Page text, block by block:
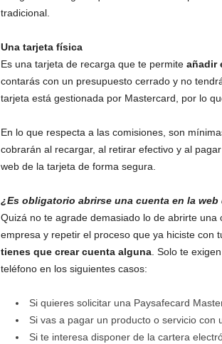
tradicional.
Una tarjeta física
Es una tarjeta de recarga que te permite añadir
contarás con un presupuesto cerrado y no
tarjeta está gestionada por Mastercard, por lo
En lo que respecta a las comisiones, son
cobrarán al recargar, al retirar efectivo y al
web de la tarjeta de forma segura.
¿Es obligatorio abrirse una cuenta en la web
Quizá no te agrade demasiado lo de abrirte
empresa y repetir el proceso que ya hiciste con
tienes que crear cuenta alguna. Solo te
teléfono en los siguientes casos:
Si quieres solicitar una Paysafecard
Si vas a pagar un producto o servicio con
Si te interesa disponer de la cartera